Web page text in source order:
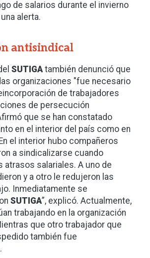
de salarios durante el invierno
alerta.
antisindical
SUTIGA también denunció que
organizaciones "fue necesario
de trabajadores
de persecución
que se han constatado
en el interior del país como en
el interior hubo compañeros
a sindicalizarse cuando
atrasos salariales. A uno de
y a otro le redujeron las
Inmediatamente se
SUTIGA”, explicó. Actualmente,
trabajando en la organización
que otro trabajador que
también fue